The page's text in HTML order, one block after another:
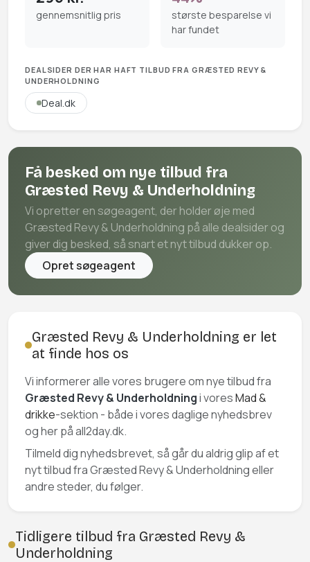
gennemsnitlig pris
største besparelse vi
har fundet
DEALSIDER DER HAR HAFT TILBUD FRA GRÆSTED REVY &
UNDERHOLDNING
Deal.dk
Få besked om nye tilbud fra
Græsted Revy & Underholdning
Vi opretter en søgeagent, der holder øje med
Græsted Revy & Underholdning på alle dealsider og
giver dig besked, så snart et nyt tilbud dukker op.
Opret søgeagent
Græsted Revy & Underholdning er let
at finde hos os
Vi informerer alle vores brugere om nye tilbud fra
Græsted Revy & Underholdningi voresMad &
drikke-sektion - både i vores daglige nyhedsbrev
og her på all2day.dk.
Tilmeld dig nyhedsbrevet, så går du aldrig glip af et
nyt tilbud fra Græsted Revy & Underholdning eller
andre steder, du følger.
Tidligere tilbud fra Græsted Revy &
Underholdning